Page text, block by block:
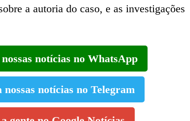
a autoria do caso, e as investigações
notícias no WhatsApp
notícias no Telegram